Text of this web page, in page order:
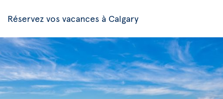
Réservez vos vacances à Calgary